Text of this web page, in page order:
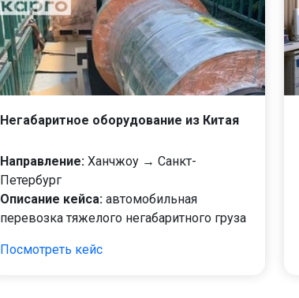
Негабаритное оборудование из Китая
Направление: Ханчжоу → Санкт-
Петербург
Описание кейса: автомобильная
перевозка тяжелого негабаритного груза
Посмотреть кейс